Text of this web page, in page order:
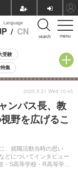
menu
Language
/ CN search
受験
集
小学校受験
記事
） ランキング
ンパス長、教
野を広げるこ
、就職活動当時の思い
どについてインタビュー
・S高等学校・R高等学校
2025.5.21 Wed 10:45